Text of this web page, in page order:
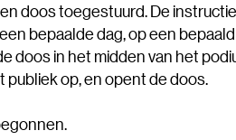
doos toegestuurd. De
bepaalde dag, op een
doos in het midden van het
publiek op, en opent de doos.